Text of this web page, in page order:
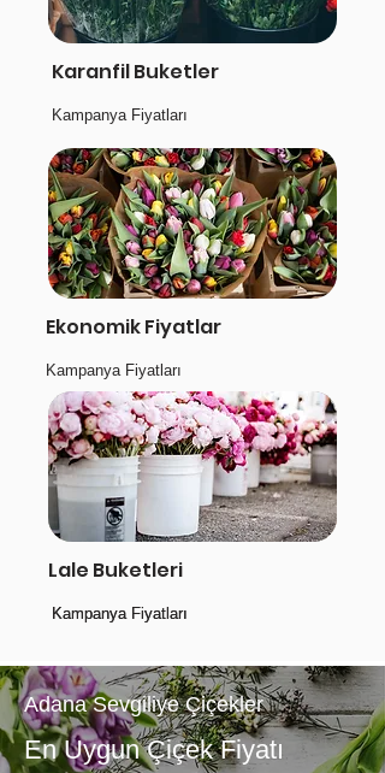
Karanfil Buketler
Kampanya Fiyatları
Ekonomik Fiyatlar
Kampanya Fiyatları
Lale Buketleri
Kampanya Fiyatları
Kampanya Fiyatları
Adana Sevgiliye Çiçekler
En Uygun Çiçek Fiyatı